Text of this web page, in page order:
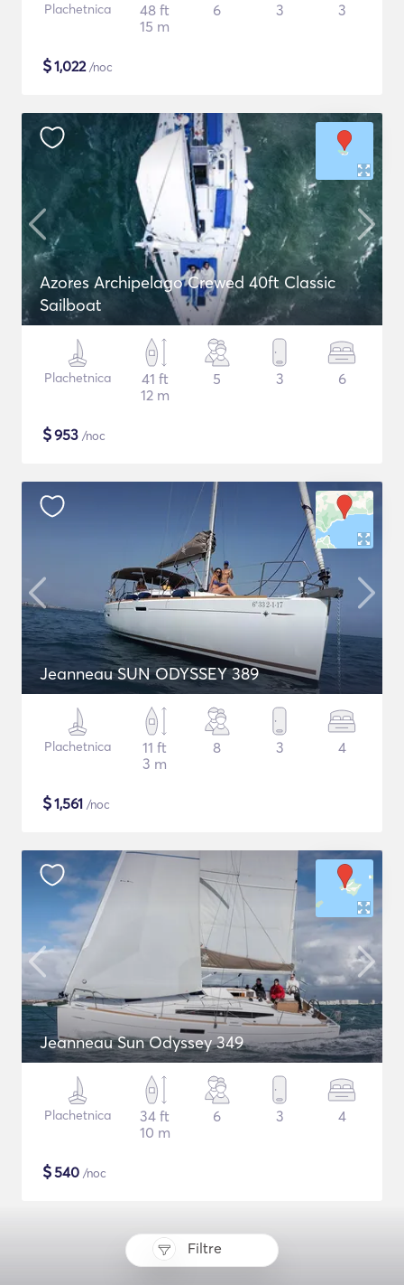
Filtre
Plachetnica
48 ft
15 m
6 3 3
$1,022/noc
Azores Archipelago Crewed 40ft Classic
Sailboat
Plachetnica
41 ft
12 m
5 3 6
$953 /noc
Jeanneau SUN ODYSSEY 389
Plachetnica
11 ft
3 m
8 3 4
$1,561 /noc
Jeanneau Sun Odyssey 349
Plachetnica
34 ft
10 m
6 3 4
$540 /noc